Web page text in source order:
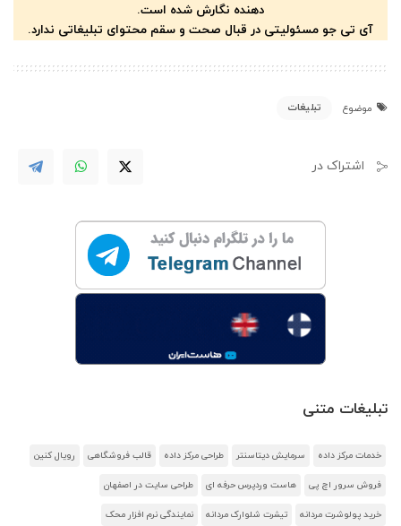
دهنده نگارش شده است.
آی تی جو مسئولیتی در قبال صحت و سقم محتوای تبلیغاتی ندارد.
موضوع تبلیغات
اشتراک در
تبلیغات متنی
خدمات مرکز داده سرمایش دیتاسنتر طراحی مرکز داده قالب فروشگاهی رویال کنین
فروش سرور اچ پی هاست وردپرس حرفه ای طراحی سایت در اصفهان
خرید پولوشرت مردانه تیشرت شلوارک مردانه نمایندگی نرم افزار محک